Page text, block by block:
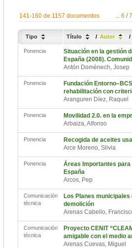
141-160 de 1157 documentos ... 6 / 7
Tipo Título / Autor /
Ponencia
Situación en la gestión
España (2008).
Antón Domènech, Josep
Ponencia
Fundación
rehabilitación con
Aranguren Díez, Raquel
Ponencia
Movilidad 2.0. en la
Arbaiza, Alfonso
Ponencia
Recogida de aceites
Arce Moreno, Silvia
Ponencia
Áreas Importantes
España
Arcos, Pep
Comunicación
técnica
Los Planes
demolición
Arenas Cabello,
Comunicación
técnica
Proyecto CENIT
amigable con el medio
Arenas Cuevas, Miguel